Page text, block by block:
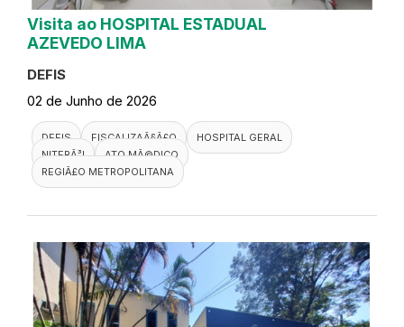
Visita ao HOSPITAL ESTADUAL
AZEVEDO LIMA
DEFIS
02 de Junho de 2026
DEFIS FISCALIZAÃ§Ã£O
HOSPITAL GERAL
NITERÃ³I
ATO MÃ©DICO
REGIÃ£O METROPOLITANA